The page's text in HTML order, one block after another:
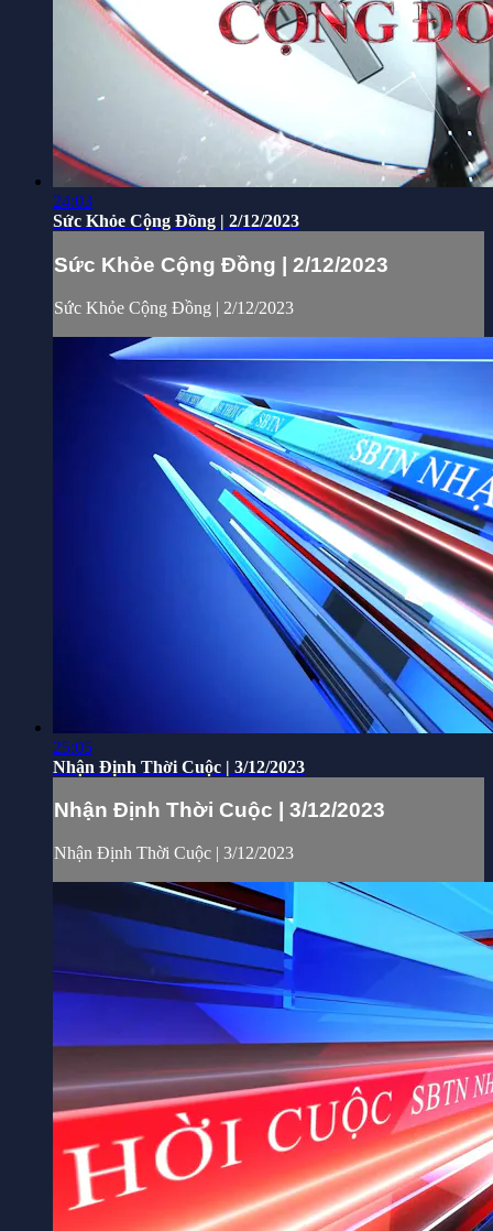
24:03
Sức Khỏe Cộng Đồng | 2/12/2023
Sức Khỏe Cộng Đồng | 2/12/2023
Sức Khỏe Cộng Đồng | 2/12/2023
25:05
Nhận Định Thời Cuộc | 3/12/2023
Nhận Định Thời Cuộc | 3/12/2023
Nhận Định Thời Cuộc | 3/12/2023